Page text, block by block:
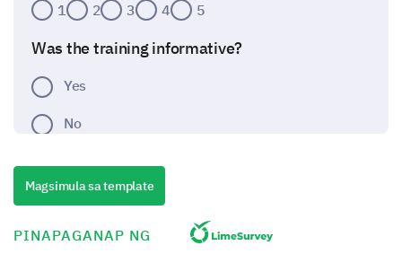
1 2 3 4 5
Was the training informative?
Yes
No
One Step Deeper
Let’s progress to some more detailed questions
related to the content and delivery of the training.
Magsimula sa template
PINAPAGANAP NG